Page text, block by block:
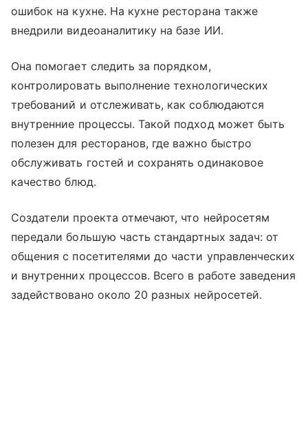
ошибок на кухне. На кухне ресторана также
внедрили видеоаналитику на базе ИИ.
Она помогает следить за порядком,
контролировать выполнение технологических
требований и отслеживать, как соблюдаются
внутренние процессы. Такой подход может быть
полезен для ресторанов, где важно быстро
обслуживать гостей и сохранять одинаковое
качество блюд.
Создатели проекта отмечают, что нейросетям
передали большую часть стандартных задач: от
общения с посетителями до части управленческих
и внутренних процессов. Всего в работе заведения
задействовано около 20 разных нейросетей.